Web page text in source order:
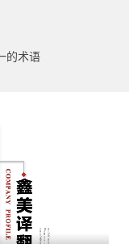
的术语